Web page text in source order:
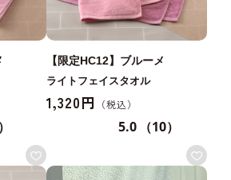
【限定HC12】ブルーメ
ライトフェイスタオル
1,320円
5.0 （10）